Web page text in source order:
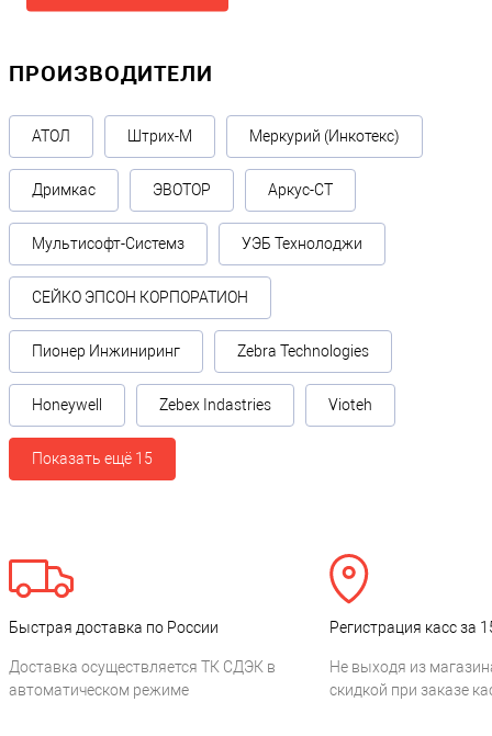
ПРОИЗВОДИТЕЛИ
АТОЛ Штрих-М Меркурий (Инкотекс)
Дримкас ЭВОТОР Аркус-СТ
Мультисофт-Системз УЭБ Технолоджи
СЕЙКО ЭПСОН КОРПОРАТИОН
Пионер Инжиниринг Zebra Technologies
Honeywell Zebex Indastries Vioteh
Показать ещё 15
Быстрая доставка по России
Доставка осуществляется ТК СДЭК в
автоматическом режиме
Регистрация касс за
Не выходя из
скидкой при заказе